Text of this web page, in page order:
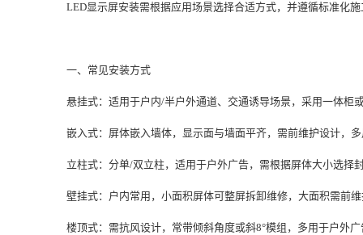
LED显示屏安装需根据应用场景选择合适方式，并遵循标准化
一、常见安装方式
悬挂式‌：适用于户内/半户外通道、交通诱导场景，采用一体柜
嵌入式‌：屏体嵌入墙体，显示面与墙面平齐，需前维护设计，
立柱式‌：分单/双立柱，适用于户外广告，需根据屏体大小选择
壁挂式‌：户内常用，小面积屏体可整屏拆卸维修，大面积需前
楼顶式‌：需抗风设计，常带倾斜角度或斜8°模组，多用于户外广